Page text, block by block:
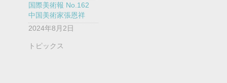
国際美術報 No.162
中国美術家張恩祥
2024年8月2日
トピックス